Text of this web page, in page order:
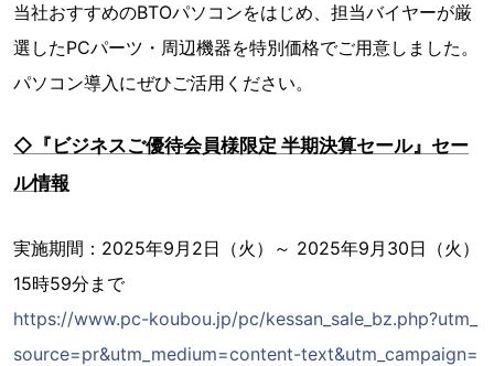
当社おすすめのBTOパソコンをはじめ、担当バイヤーが厳
選したPCパーツ・周辺機器を特別価格でご用意しました。
パソコン導入にぜひご活用ください。
◇『ビジネスご優待会員様限定 半期決算セール』セー
ル情報
実施期間：2025年9月2日（火）～ 2025年9月30日（火）
15時59分まで
https://www.pc-koubou.jp/pc/kessan_sale_bz.php?utm_
source=pr&utm_medium=content-text&utm_campaign=